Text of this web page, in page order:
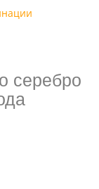
серебро